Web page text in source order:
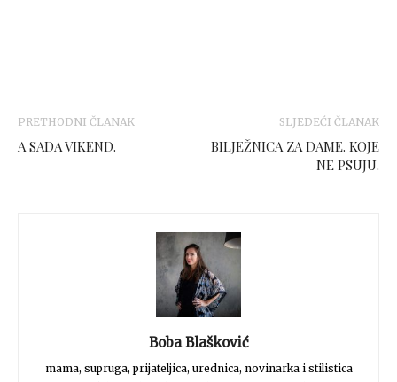
PRETHODNI ČLANAK
A SADA VIKEND.
SLJEDEĆI ČLANAK
BILJEŽNICA ZA DAME. KOJE
NE PSUJU.
Boba Blašković
mama, supruga, prijateljica, urednica, novinarka i stilistica